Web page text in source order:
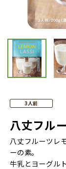
3人前
八丈フル
八丈フルーツレ
ーの素。
牛乳とヨーグル